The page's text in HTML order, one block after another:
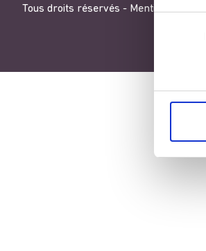
Tous droits réservés - Mentions légales